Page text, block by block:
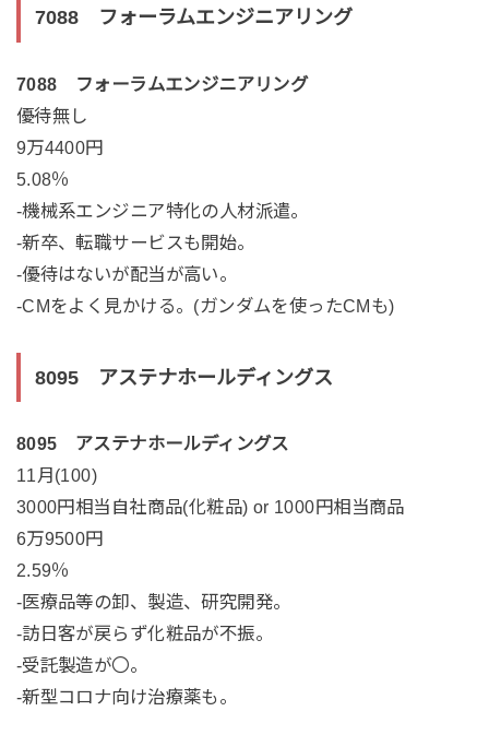
7088 フォーラムエンジニアリング
7088 フォーラムエンジニアリング
優待無し
9万4400円
5.08％
-機械系エンジニア特化の人材派遣。
-新卒、転職サービスも開始。
-優待はないが配当が高い。
-CMをよく見かける。(ガンダムを使ったCMも)
8095 アステナホールディングス
8095 アステナホールディングス
11月(100)
3000円相当自社商品(化粧品) or 1000円相当商品
6万9500円
2.59％
-医療品等の卸、製造、研究開発。
-訪日客が戻らず化粧品が不振。
-受託製造が〇。
-新型コロナ向け治療薬も。